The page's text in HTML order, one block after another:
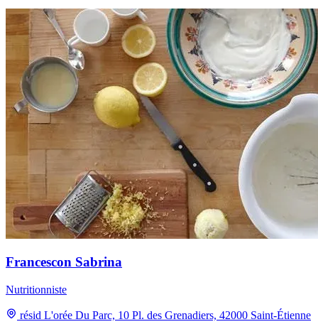
Francescon Sabrina
Nutritionniste
résid L'orée Du Parc, 10 Pl. des Grenadiers, 42000 Saint-Étienne